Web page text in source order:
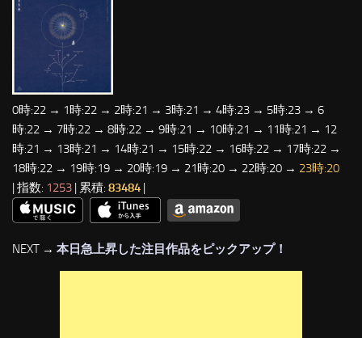
0時:22 → 1時:22 → 2時:21 → 3時:21 → 4時:23 → 5時:23 → 6
時:22 → 7時:22 → 8時:22 → 9時:21 → 10時:21 → 11時:21 → 12
時:21 → 13時:21 → 14時:21 → 15時:22 → 16時:22 → 17時:22 →
18時:22 → 19時:19 → 20時:19 → 21時:20 → 22時:20 → 23時:20
| 指数: 1253 | 累積: 83484 |
NEXT → 本日急上昇した注目作品をピックアップ！